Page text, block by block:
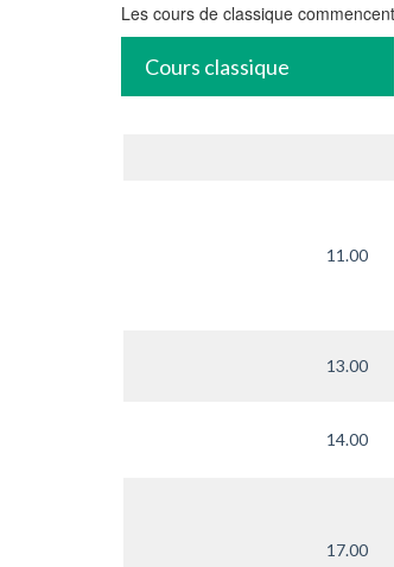
Les cours de classique
Cours classique
11.00
13.00
14.00
17.00